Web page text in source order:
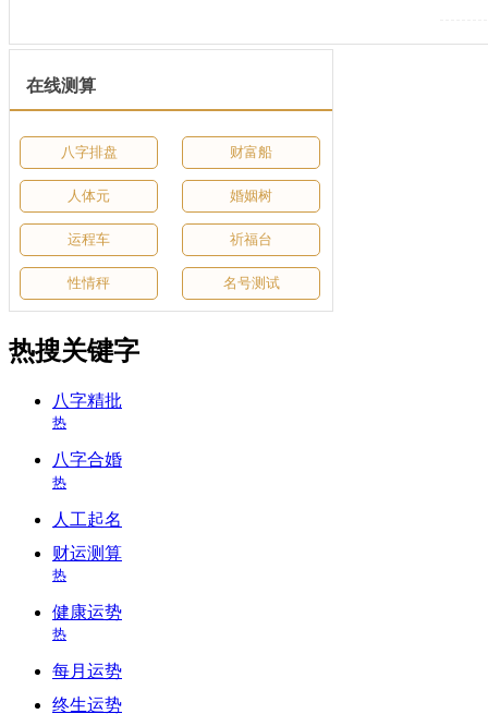
在线测算
八字排盘 财富船
人体元 婚姻树
运程车 祈福台
性情秤 名号测试
热搜关键字
八字精批
热
八字合婚
热
人工起名
财运测算
热
健康运势
热
每月运势
终生运势